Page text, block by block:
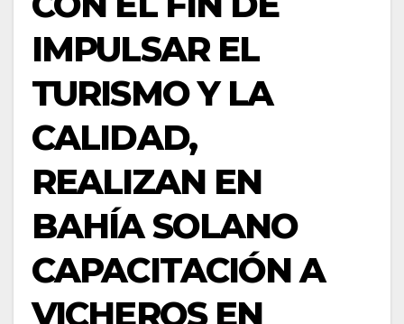
IMPULSAR EL
TURISMO Y LA
CALIDAD,
REALIZAN EN
BAHÍA SOLANO
CAPACITACIÓN A
VICHEROS EN